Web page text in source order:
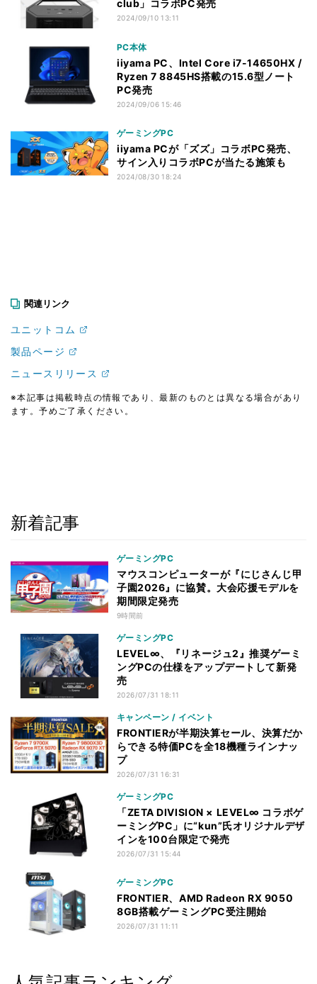
club」コラボPC発売
2024/09/10 13:11
PC本体
iiyama PC、Intel Core i7-14650HX /
Ryzen 7 8845HS搭載の15.6型ノート
PC発売
2024/09/06 15:46
ゲーミングPC
iiyama PCが「ズズ」コラボPC発売、
サイン入りコラボPCが当たる施策も
2024/08/30 18:24
関連リンク
ユニットコム
製品ページ
ニュースリリース
※本記事は掲載時点の情報であり、最新のものとは異なる場合があり
ます。予めご了承ください。
新着記事
ゲーミングPC
マウスコンピューターが『にじさんじ甲
子園2026』に協賛。大会応援モデルを
期間限定発売
9時間前
ゲーミングPC
LEVEL∞、『リネージュ2』推奨ゲーミ
ングPCの仕様をアップデートして新発
売
2026/07/31 18:11
キャンペーン / イベント
FRONTIERが半期決算セール、決算だか
らできる特価PCを全18機種ラインナッ
プ
2026/07/31 16:31
ゲーミングPC
「ZETA DIVISION × LEVEL∞ コラボゲ
ーミングPC」に“kun”氏オリジナルデザ
インを100台限定で発売
2026/07/31 15:44
ゲーミングPC
FRONTIER、AMD Radeon RX 9050
8GB搭載ゲーミングPC受注開始
2026/07/31 11:11